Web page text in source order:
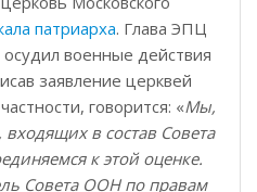
патриарха. Глава ЭПЦ
военные действия
заявление церквей
говорится: «Мы,
в состав Совета
к этой оценке.
Совета ООН по правам